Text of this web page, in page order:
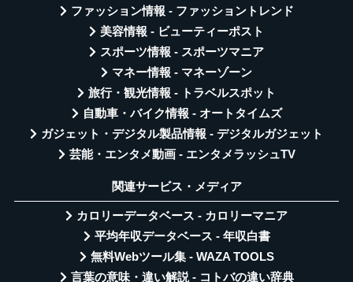
ファッション情報 - ファッショントレンド
美容情報 - ビューティーポスト
スポーツ情報 - スポーツマニア
マネー情報 - マネーゾーン
旅行・観光情報 - トラベルスポット
自動車・バイク情報 - オートタイムズ
ガジェット・デジタル製品情報 - デジタルガジェット
芸能・エンタメ動画 - エンタメラッシュTV
関連サービス・メディア
カロリーデータベース - カロリーマニア
平均年収データベース - 年収白書
無料Webツール集 - WAZA TOOLS
言葉の意味・違い解説 - コトバの違い辞典